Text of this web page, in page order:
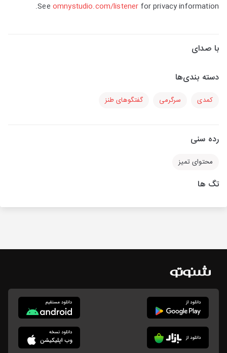
See omnystudio.com/listener for privacy information.
با صدای
دسته بندی‌ها
کمدی سرگرمی گفتگوهای طنز
رده سنی
محتوای تمیز
تگ ها